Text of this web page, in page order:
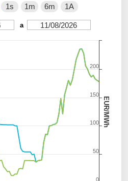
EUR/MWh
1s 1m 6m 1A
a 11/08/2026
0
50
100
150
200